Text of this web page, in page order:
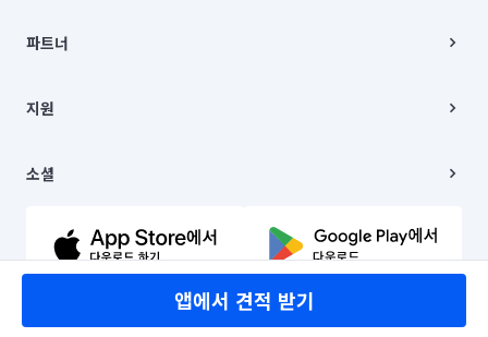
앱에서 견적 받기
주소 | 본사: 서울특별시 종로구 율곡로 6(중학동, 트윈트리빌딩) B동 5층
컨택센터 : 서울특별시 종로구 수송동 율곡로 24, 7층, 8층 미소
상품, 상품정보, 거래에 관한 의무와 책임은 거래당사자에게 있습니다.
언론 보도 관련 문의:
© 유한회사 미소. Miso, Inc. All Rights Reserved.
채용
파트너
이사
지원
이용약관
문의하기
소셜
유튜브